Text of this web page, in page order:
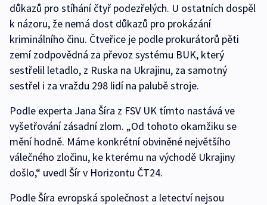
důkazů pro stíhání čtyř podezřelých. U ostatních dospěl
k názoru, že nemá dost důkazů pro prokázání
kriminálního činu. Čtveřice je podle prokurátorů pěti
zemí zodpovědná za převoz systému BUK, který
sestřelil letadlo, z Ruska na Ukrajinu, za samotný
sestřel i za vraždu 298 lidí na palubě stroje.
Podle experta Jana Šíra z FSV UK tímto nastává ve
vyšetřování zásadní zlom. „Od tohoto okamžiku se
mění hodně. Máme konkrétní obviněné největšího
válečného zločinu, ke kterému na východě Ukrajiny
došlo,“ uvedl Šír v Horizontu ČT24.
Podle Šíra evropská společnost a letectví nejsou